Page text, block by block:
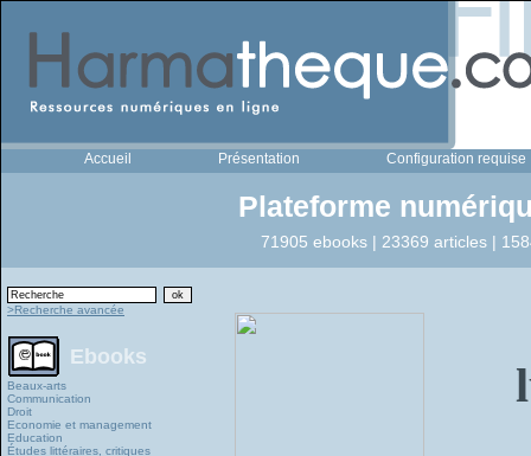
Accueil Présentation Configuration requise
Plateforme
71905 ebooks | 23369 articles |
>Recherche avancée
Ebooks
Beaux-arts
Communication
Droit
Economie et management
Education
Études littéraires, critiques